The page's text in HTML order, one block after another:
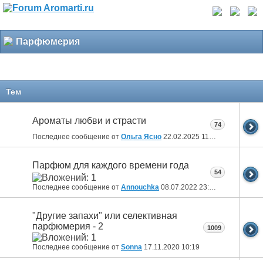
Парфюмерия
Тем
Ароматы любви и страсти
Последнее сообщение от Ольга Ясно 22.02.2025 11:18
74
Парфюм для каждого времени года
Последнее сообщение от Annouchka 08.07.2022 23:48
54
"Другие запахи" или селективная
парфюмерия - 2
Последнее сообщение от Sonna 17.11.2020 10:19
1009